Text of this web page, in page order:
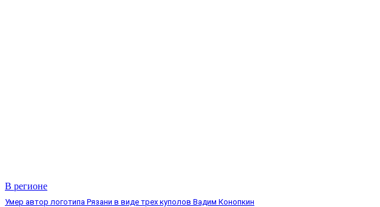
В регионе
Умер автор логотипа Рязани в виде трех куполов Вадим Конопкин